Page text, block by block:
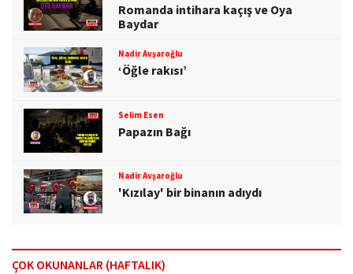
Romanda intihara kaçış ve Oya
Baydar
Nadir Avşaroğlu
‘Öğle rakısı’
Selim Esen
Papazın Bağı
Nadir Avşaroğlu
'Kızılay' bir binanın adıydı
ÇOK OKUNANLAR (HAFTALIK)